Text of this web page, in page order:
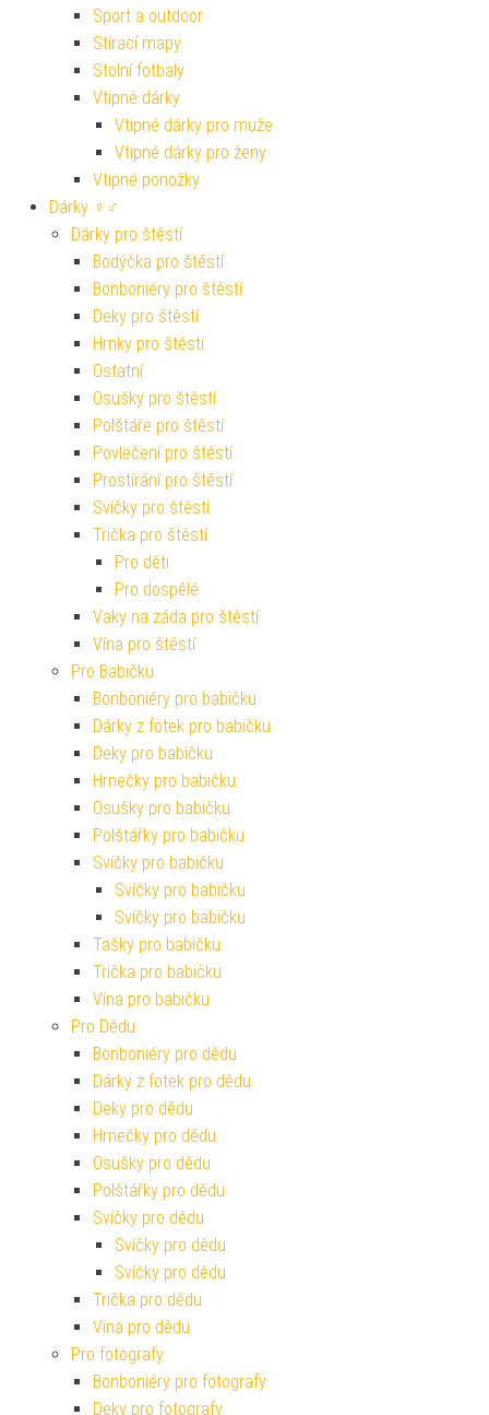
Sport a outdoor
Stírací mapy
Stolní fotbaly
Vtipné dárky
Vtipné dárky pro muže
Vtipné dárky pro ženy
Vtipné ponožky
Dárky ♀♂
Dárky pro štěstí
Bodýčka pro štěstí
Bonboniéry pro štěstí
Deky pro štěstí
Hrnky pro štěstí
Ostatní
Osušky pro štěstí
Polštáře pro štěstí
Povlečení pro štěstí
Prostírání pro štěstí
Svíčky pro štěstí
Trička pro štěstí
Pro děti
Pro dospělé
Vaky na záda pro štěstí
Vína pro štěstí
Pro Babičku
Bonboniéry pro babičku
Dárky z fotek pro babičku
Deky pro babičku
Hrnečky pro babičku
Osušky pro babičku
Polštářky pro babičku
Svíčky pro babičku
Svíčky pro babičku
Svíčky pro babičku
Tašky pro babičku
Trička pro babičku
Vína pro babičku
Pro Dědu
Bonboniéry pro dědu
Dárky z fotek pro dědu
Deky pro dědu
Hrnečky pro dědu
Osušky pro dědu
Polštářky pro dědu
Svíčky pro dědu
Svíčky pro dědu
Svíčky pro dědu
Trička pro dědu
Vína pro dědu
Pro fotografy
Bonboniéry pro fotografy
Deky pro fotografy